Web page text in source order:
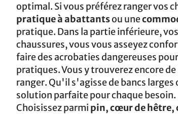
optimal. Si vous préférez ranger vos
pratique à abattantsou une
pratique. Dans la partie inférieure,
chaussures, vous vous asseyez
faire des acrobaties dangereuses
pratiques. Vous y trouverez encore
ranger. Qu'il s'agisse de bancs
solution parfaite pour chaque besoin.
Choisissez parmi pin, cœur de hêtre,